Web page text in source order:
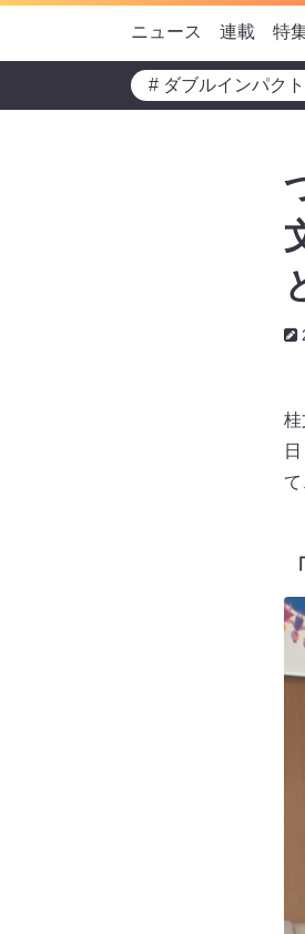
ニュース 連載 特
# ダブルインパク
桂